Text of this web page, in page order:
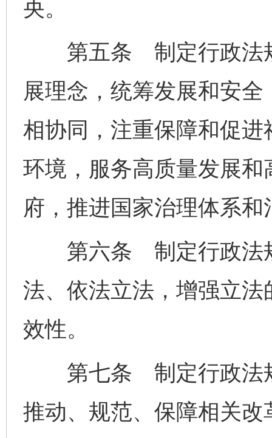
央。
第五条 制定行政法规
展理念，统筹发展和安
相协同，注重保障和促
环境，服务高质量发展
府，推进国家治理体系
第六条 制定行政法规
法、依法立法，增强立
效性。
第七条 制定行政法规
推动、规范、保障相关改